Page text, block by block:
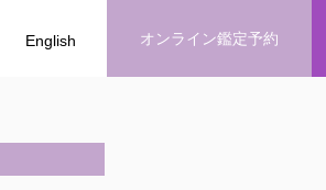
English オンライン鑑定予約